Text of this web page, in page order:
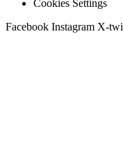
Cookies Settings
Facebook Instagram X-